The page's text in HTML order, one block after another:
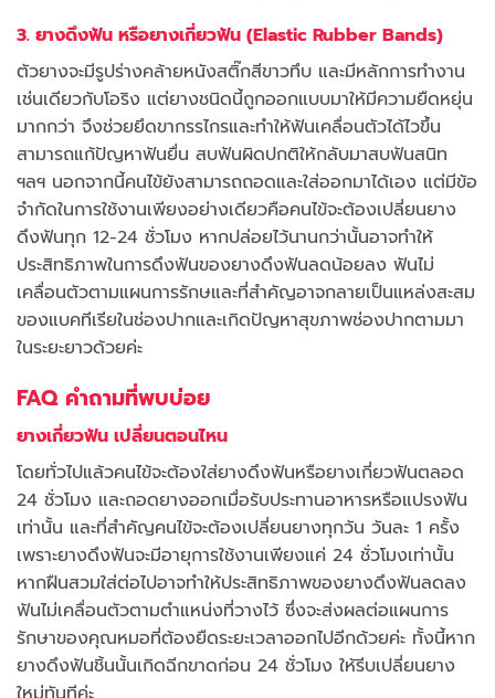
3. ยางดึงฟัน หรือยางเกี่ยวฟัน (Elastic Rubber Bands)
ตัวยางจะมีรูปร่างคล้ายหนังสติ๊กสีขาวทึบ และมีหลักการทำงาน
เช่นเดียวกับโอริง แต่ยางชนิดนี้ถูกออกแบบมาให้มีความยืดหยุ่น
มากกว่า จึงช่วยยึดขากรรไกรและทำให้ฟันเคลื่อนตัวได้ไวขึ้น
สามารถแก้ปัญหาฟันยื่น สบฟันผิดปกติให้กลับมาสบฟันสนิท
ฯลฯ นอกจากนี้คนไข้ยังสามารถถอดและใส่ออกมาได้เอง แต่มีข้อ
จำกัดในการใช้งานเพียงอย่างเดียวคือคนไข้จะต้องเปลี่ยนยาง
ดึงฟันทุก 12-24 ชั่วโมง หากปล่อยไว้นานกว่านั้นอาจทำให้
ประสิทธิภาพในการดึงฟันของยางดึงฟันลดน้อยลง ฟันไม่
เคลื่อนตัวตามแผนการรักษและที่สำคัญอาจกลายเป็นแหล่งสะสม
ของแบคทีเรียในช่องปากและเกิดปัญหาสุขภาพช่องปากตามมา
ในระยะยาวด้วยค่ะ
FAQ คำถามที่พบบ่อย
ยางเกี่ยวฟัน เปลี่ยนตอนไหน
โดยทั่วไปแล้วคนไข้จะต้องใส่ยางดึงฟันหรือยางเกี่ยวฟันตลอด
24 ชั่วโมง และถอดยางออกเมื่อรับประทานอาหารหรือแปรงฟัน
เท่านั้น และที่สำคัญคนไข้จะต้องเปลี่ยนยางทุกวัน วันละ 1 ครั้ง
เพราะยางดึงฟันจะมีอายุการใช้งานเพียงแค่ 24 ชั่วโมงเท่านั้น
หากฝืนสวมใส่ต่อไปอาจทำให้ประสิทธิภาพของยางดึงฟันลดลง
ฟันไม่เคลื่อนตัวตามตำแหน่งที่วางไว้ ซึ่งจะส่งผลต่อแผนการ
รักษาของคุณหมอที่ต้องยืดระยะเวลาออกไปอีกด้วยค่ะ ทั้งนี้หาก
ยางดึงฟันชิ้นนั้นเกิดฉีกขาดก่อน 24 ชั่วโมง ให้รีบเปลี่ยนยาง